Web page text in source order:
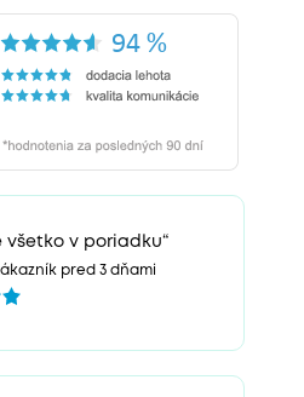
všetko v poriadku“
pred 3 dňami